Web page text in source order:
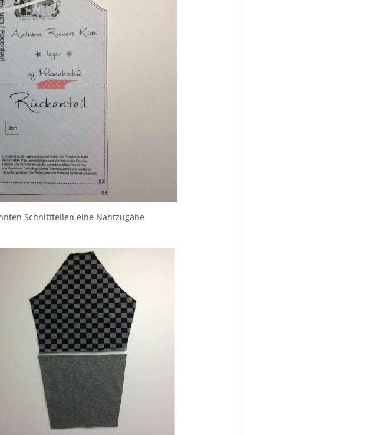
Schnittteilen eine Nahtzugabe